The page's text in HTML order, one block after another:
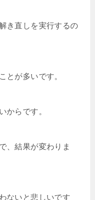
き直しを実行するの
とが多いです。
からです。
、結果が変わりま
ないと悲しいです